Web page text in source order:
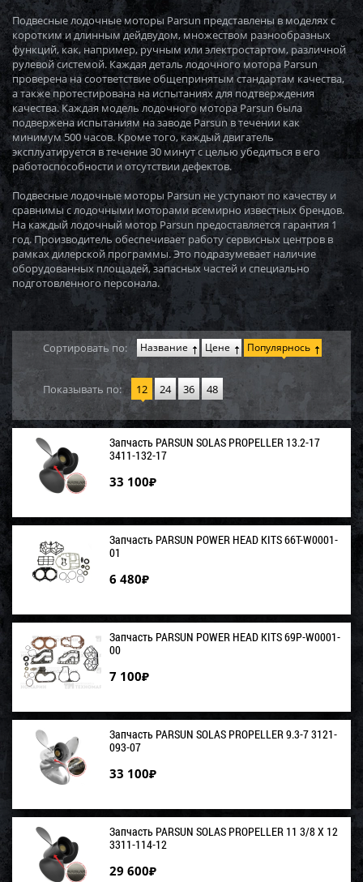
Подвесные лодочные моторы Parsun представлены в моделях с
коротким и длинным дейдвудом, множеством разнообразных
функций, как, например, ручным или электростартом, различной
рулевой системой. Каждая деталь лодочного мотора Parsun
проверена на соответствие общепринятым стандартам качества,
а также протестирована на испытаниях для подтверждения
качества. Каждая модель лодочного мотора Parsun была
подвержена испытаниям на заводе Parsun в течении как
минимум 500 часов. Кроме того, каждый двигатель
эксплуатируется в течение 30 минут с целью убедиться в его
работоспособности и отсутствии дефектов.
Подвесные лодочные моторы Parsun не уступают по качеству и
сравнимы с лодочными моторами всемирно известных брендов.
На каждый лодочный мотор Parsun предоставляется гарантия 1
год. Производитель обеспечивает работу сервисных центров в
рамках дилерской программы. Это подразумевает наличие
оборудованных площадей, запасных частей и специально
подготовленного персонала.
Сортировать по: Название Цене Популярнось
Показывать по: 12 24 36 48
Запчасть PARSUN SOLAS PROPELLER 13.2-17
3411-132-17
33 100₽
Запчасть PARSUN POWER HEAD KITS 66T-W0001-
01
6 480₽
Запчасть PARSUN POWER HEAD KITS 69P-W0001-
00
7 100₽
Запчасть PARSUN SOLAS PROPELLER 9.3-7 3121-
093-07
33 100₽
Запчасть PARSUN SOLAS PROPELLER 11 3/8 X 12
3311-114-12
29 600₽